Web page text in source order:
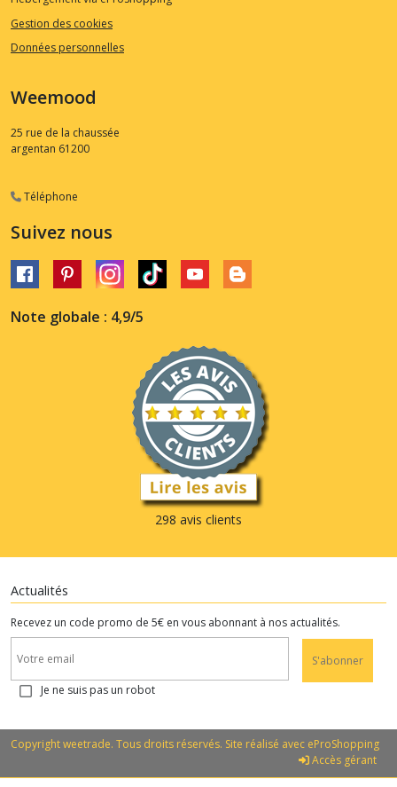
Gestion des cookies
Données personnelles
Weemood
25 rue de la chaussée
argentan 61200
Téléphone
Suivez nous
Note globale : 4,9/5
298 avis clients
Actualités
Recevez un code promo de 5€ en vous abonnant à nos actualités.
S'abonner
Je ne suis pas un robot
Copyright weetrade. Tous droits réservés. Site réalisé avec eProShopping
Accès gérant